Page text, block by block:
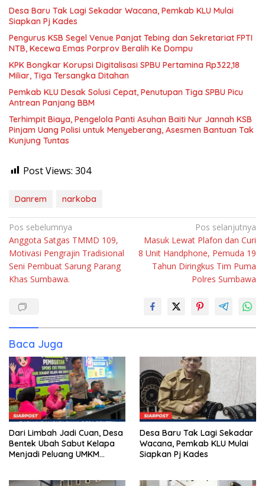
Desa Baru Tak Lagi Sekadar Wacana, Pemkab KLU Mulai
Siapkan Pj Kades
Pengurus KSB Segel Venue Panjat Tebing dan Sekretariat FPTI
NTB, Kecewa Emas Porprov Beralih Ke Dompu
KPK Bongkar Korupsi Digitalisasi SPBU Pertamina Rp322,18
Miliar, Tiga Tersangka Ditahan
Pemkab KLU Desak Solusi Cepat, Penutupan Tiga SPBU Picu
Antrean Panjang BBM
Terhimpit Biaya, Pengelola Panti Asuhan Baiti Nur Jannah KSB
Pinjam Uang Polisi untuk Menyeberang, Asesmen Bantuan Tak
Kunjung Tuntas
Post Views: 304
Danrem narkoba
Navigasi
pos
Pos sebelumnya
Anggota Satgas TMMD 109,
Motivasi Pengrajin Tradisional
Seni Pembuat Sarung Parang
Khas Sumbawa.
Pos selanjutnya
Masuk Lewat Plafon dan Curi
8 Unit Handphone, Pemuda 19
Tahun Diringkus Tim Puma
Polres Sumbawa
Baca Juga
Dari Limbah Jadi Cuan, Desa
Bentek Ubah Sabut Kelapa
Menjadi Peluang UMKM
Desa Baru Tak Lagi Sekadar
Wacana, Pemkab KLU Mulai
Siapkan Pj Kades